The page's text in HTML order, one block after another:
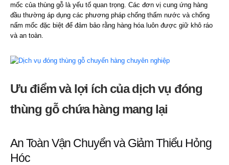
mốc của thùng gỗ là yếu tố quan trọng. Các đơn vị cung ứng hàng
đầu thường áp dụng các phương pháp chống thấm nước và chống
nấm mốc đặc biệt để đảm bảo rằng hàng hóa luôn được giữ khô ráo
và an toàn.
Ưu điểm và lợi ích của dịch vụ đóng
thùng gỗ chứa hàng mang lại
An Toàn Vận Chuyển và Giảm Thiểu Hỏng
Hóc